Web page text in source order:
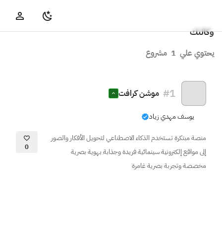
وكالتك
يحتوي علي 1 مشروع
#1 موشن كرافت
يوسف مهدي زياد
منصة مبتكرة تستخدم الذكاء الاصطناعي لتحويل الأفكار والصور
إلى مواقع إلكترونية سينمائية فريدة وجذابة بهوية بصرية
مخصصة وتجربة بصرية غامرة
0